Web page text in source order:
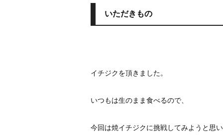
いただきもの
イチジクを頂きました。
いつもは生のまま食べるので、
今回は焼イチジクに挑戦してみようと思い